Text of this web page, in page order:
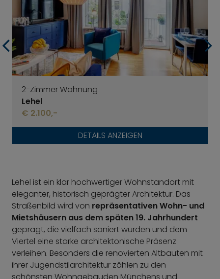
2-Zimmer Wohnung
Lehel
€ 2.100,-
DETAILS ANZEIGEN
Lehel ist ein klar hochwertiger Wohnstandort mit
eleganter, historisch geprägter Architektur. Das
Straßenbild wird von repräsentativen Wohn- und
Mietshäusern aus dem späten 19. Jahrhundert
geprägt, die vielfach saniert wurden und dem
Viertel eine starke architektonische Präsenz
verleihen. Besonders die renovierten Altbauten mit
ihrer Jugendstilarchitektur zählen zu den